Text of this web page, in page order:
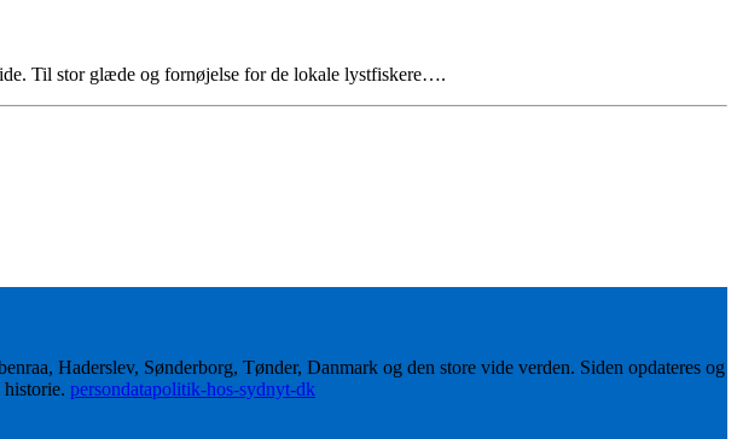
Til stor glæde og fornøjelse for de lokale lystfiskere….
Haderslev, Sønderborg, Tønder, Danmark og den store vide verden. Siden opdateres og
persondatapolitik-hos-sydnyt-dk